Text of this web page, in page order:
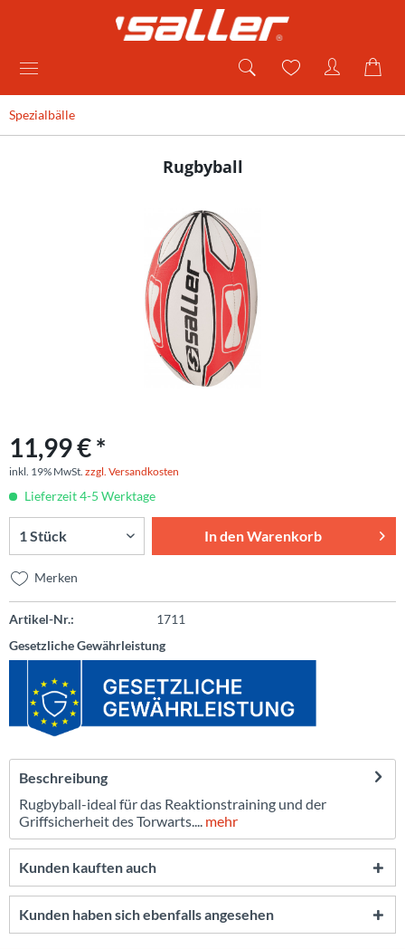
Spezialbälle
Rugbyball
11,99 € *
inkl. 19% MwSt. zzgl. Versandkosten
Lieferzeit 4-5 Werktage
In denWarenkorb
Merken
Artikel-Nr.:
1711
Gesetzliche Gewährleistung
Beschreibung
Rugbyball-ideal für das Reaktionstraining und der
Griffsicherheit des Torwarts.... mehr
Kunden kauften auch
Kunden haben sich ebenfalls angesehen